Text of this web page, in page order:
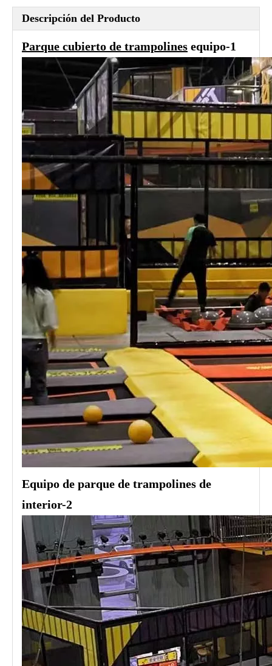
Descripción del Producto
Parque cubierto de trampolines equipo-1
Equipo de parque de trampolines de
interior-2